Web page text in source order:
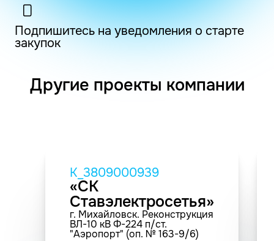
Подпишитесь на уведомления о старте
закупок
Другие проекты компании
K_3809000939
«СК
Ставэлектросетья»
г. Михайловск. Реконструкция
ВЛ-10 кВ Ф-224 п/ст.
"Аэропорт" (оп. № 163-9/6)